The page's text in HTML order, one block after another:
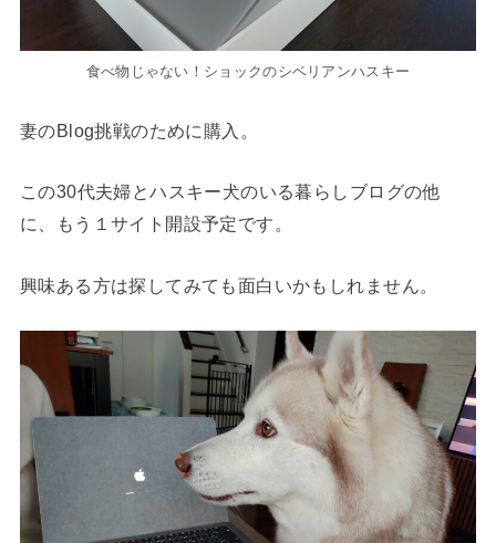
食べ物じゃない！ショックのシベリアンハスキー
妻のBlog挑戦のために購入。
この30代夫婦とハスキー犬のいる暮らしブログの他
に、もう１サイト開設予定です。
興味ある方は探してみても面白いかもしれません。